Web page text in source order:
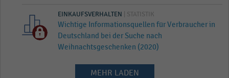
EINKAUFSVERHALTEN | STATISTIK
Wichtige Informationsquellen für Verbraucher in
Deutschland bei der Suche nach
Weihnachtsgeschenken (2020)
MEHR LADEN